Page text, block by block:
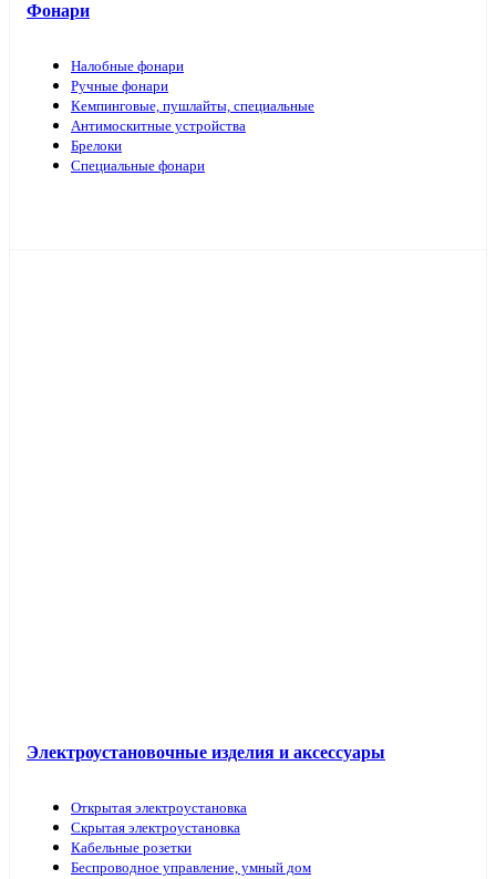
Фонари
Налобные фонари
Ручные фонари
Кемпинговые, пушлайты, специальные
Антимоскитные устройства
Брелоки
Специальные фонари
Электроустановочные изделия и аксессуары
Открытая электроустановка
Скрытая электроустановка
Кабельные розетки
Беспроводное управление, умный дом